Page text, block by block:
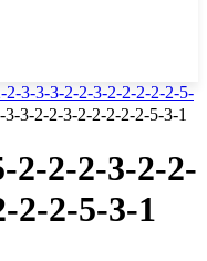
3-3-3-2-2-3-2-2-2-2-2-5-
3-2-2-3-2-2-2-2-2-5-3-1
2-2-3-2-2-
2-2-5-3-1